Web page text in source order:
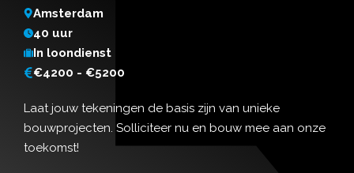
Amsterdam
40 uur
In loondienst
€4200 - €5200
Laat jouw tekeningen de basis zijn van unieke
bouwprojecten. Solliciteer nu en bouw mee aan onze
toekomst!